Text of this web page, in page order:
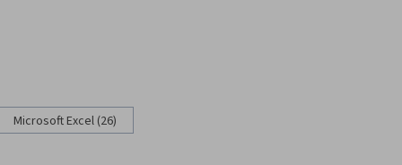
Microsoft Excel (26)